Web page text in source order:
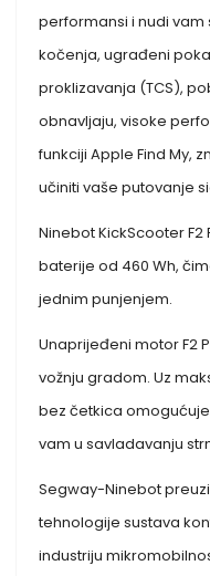
performansi i nudi vam
kočenja, ugrađeni
proklizavanja (TCS),
obnavljaju, visoke
funkciji Apple Find My,
učiniti vaše putovanje
Ninebot KickScooter
baterije od 460 Wh,
jednim punjenjem.
Unaprijeđeni motor F2
vožnju gradom. Uz
bez četkica
vam u savladavanju
Segway-Ninebot
tehnologije sustava
industriju